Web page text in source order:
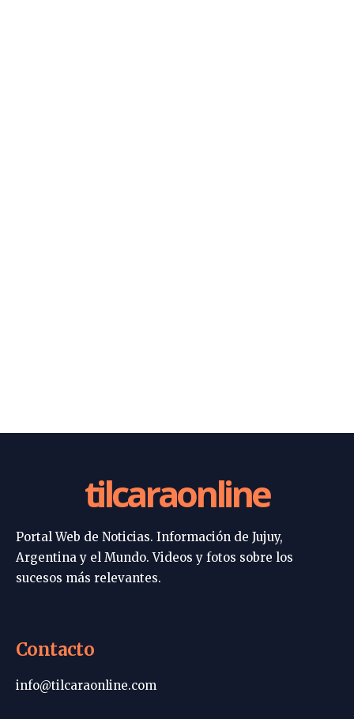
tilcaraonline
Portal Web de Noticias. Información de Jujuy,
Argentina y el Mundo. Videos y fotos sobre los
sucesos más relevantes.
Contacto
info@tilcaraonline.com